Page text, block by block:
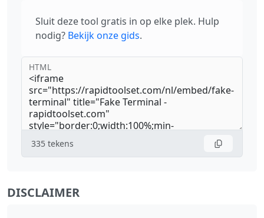
Sluit deze tool gratis in op elke plek. Hulp
nodig? Bekijk onze gids.
HTML
335 tekens
DISCLAIMER